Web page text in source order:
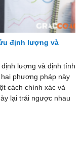
định lượng và
lượng và định tính
phương pháp này
cách chính xác và
lại trái ngược nhau